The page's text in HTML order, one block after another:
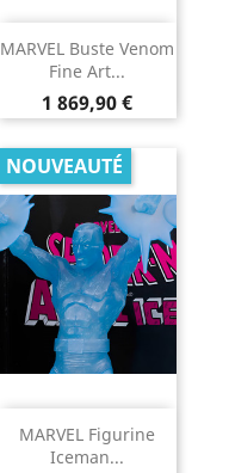
MARVEL Buste Venom
Fine Art...
Prix
1 869,90 €
MARVEL Figurine
Iceman...
NOUVEAUTÉ